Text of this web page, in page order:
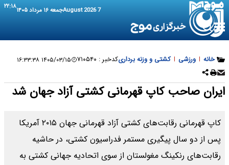
7 August 2026 جمعه ۱۶ مرداد ۱۴۰۵ ۲۲:۱۸
خانه | ورزشی | کشتی و وزنه برداریکدخبر : ۷۱۰۵۴۰ ۱۴۰۵/۰۳/۱۵ ۱۶:۳۳:۳۸
ایران صاحب کاپ قهرمانی کشتی آزاد جهان شد
کاپ قهرمانی رقابت‌های کشتی آزاد قهرمانی جهان ۲۰۱۵ آمریکا
پس از دو سال پیگیری مستمر فدراسیون کشتی، در حاشیه
رقابت‌های رنکینگ مغولستان از سوی اتحادیه جهانی کشتی به